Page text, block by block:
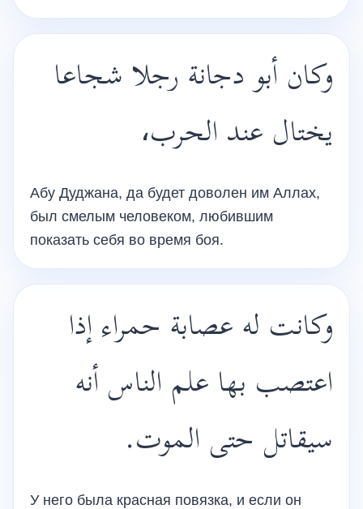
وكان أبو دجانة رجلا شجاعا
يختال عند الحرب،
Абу Дуджана, да будет доволен им Аллах,
был смелым человеком, любившим
показать себя во время боя.
وكانت له عصابة حمراء إذا
اعتصب بها علم الناس أنه
سيقاتل حتى الموت.
У него была красная повязка, и если он